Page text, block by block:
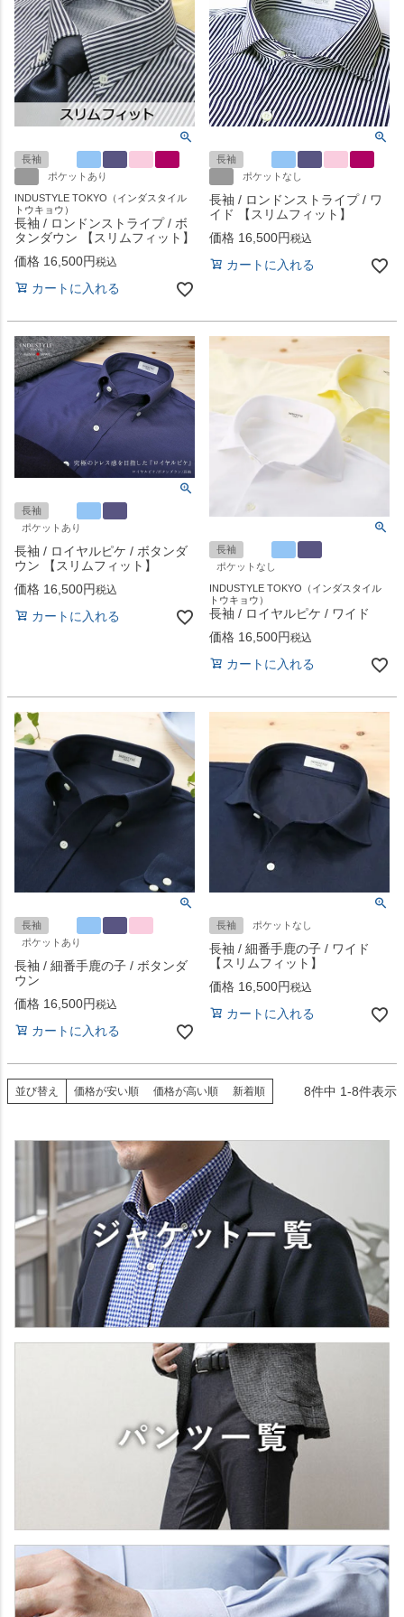
長袖
ポケットあり
INDUSTYLE TOKYO（インダスタイル
トウキョウ）
長袖 / ロンドンストライプ / ボ
タンダウン 【スリムフィット】
価格 16,500 税込
カートに入れる
長袖
ポケットなし
長袖 / ロンドンストライプ / ワ
イド 【スリムフィット】
価格 16,500 税込
カートに入れる
長袖
ポケットあり
長袖 / ロイヤルピケ / ボタンダ
ウン 【スリムフィット】
価格 16,500 税込
カートに入れる
長袖
ポケットなし
INDUSTYLE TOKYO（インダスタイル
トウキョウ）
長袖 / ロイヤルピケ / ワイド
価格 16,500 税込
カートに入れる
長袖
ポケットあり
長袖 / 細番手鹿の子 / ボタンダ
ウン
価格 16,500 税込
カートに入れる
長袖 ポケットなし
長袖 / 細番手鹿の子 / ワイド
【スリムフィット】
価格 16,500 税込
カートに入れる
並び替え 価格が安い順 価格が高い順 新着順 8件中 1-8件表示